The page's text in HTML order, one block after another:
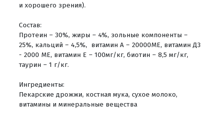
и хорошего зрения).
Состав:
Протеин – 30%, жиры – 4%, зольные компоненты –
25%, кальций – 4,5%, витамин А – 20000МЕ, витамин Д3
- 2000 МЕ, витамин Е – 100мг/кг, биотин – 8,5 мг/кг,
таурин – 1 г/кг.
Ингредиенты:
Пекарские дрожжи, костная мука, сухое молоко,
витамины и минеральные вещества